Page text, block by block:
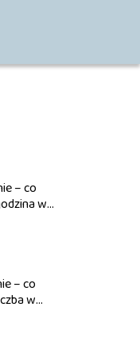
– co
w
– co
w